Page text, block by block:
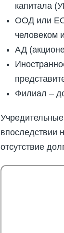
капитала
ООД или
человеком
АД
Филиал –
впоследствии
отсутствие